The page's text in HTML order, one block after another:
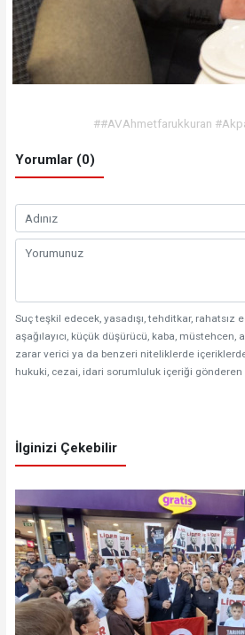
##AVAhmetfarukkuran
Yorumlar (0)
Suç teşkil edecek, yasadışı, tehditkar, rahatsız
aşağılayıcı, küçük düşürücü, kaba, müstehcen,
zarar verici ya da benzeri niteliklerde
hukuki, cezai, idari sorumluluk içeriği gönderen
İlginizi Çekebilir